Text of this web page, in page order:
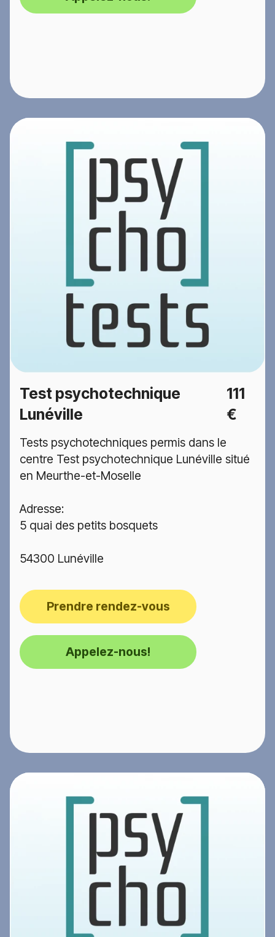
Test psychotechnique
Lunéville
111
€
Tests psychotechniques permis dans le
centre Test psychotechnique Lunéville situé
en Meurthe-et-Moselle
Adresse:
5 quai des petits bosquets
54300 Lunéville
Prendre rendez-vous
Appelez-nous!